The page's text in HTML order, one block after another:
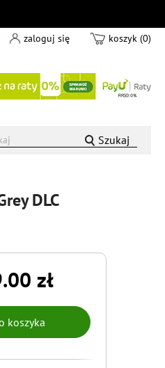
zaloguj się koszyk (0)
Szukaj
DLC
zł